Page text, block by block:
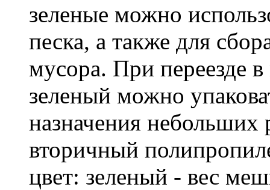
зеленые можно
песка, а также для
мусора. При переезде
зеленый можно
назначения небольших
вторичный
цвет: зеленый - вес